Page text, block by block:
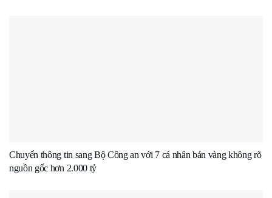
Chuyển thông tin sang Bộ Công an với 7 cá nhân bán vàng không rõ
nguồn gốc hơn 2.000 tỷ